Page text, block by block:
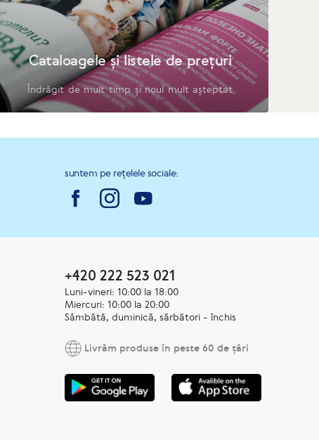
Cataloagele și listele de prețuri
Îndrăgit de mult timp și noul mult așteptat
suntem pe rețelele sociale:
+420 222 523 021
Luni-vineri: 10:00 la 18:00
Miercuri: 10:00 la 20:00
Sâmbătă, duminică, sărbători - închis
Livrăm produse în peste 60 de țări